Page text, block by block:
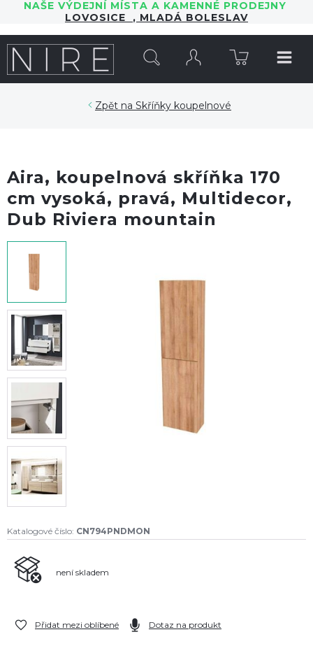
NAŠE VÝDEJNÍ MÍSTA A KAMENNÉ PRODEJNY
LOVOSICE , MLADÁ BOLESLAV
Skříňky koupelnové
Aira, koupelnová skříňka 170
cm vysoká, pravá, Multidecor,
Dub Riviera mountain
Katalogové číslo: CN794PNDMON
není skladem
Přidat mezi oblíbené Dotaz na produkt